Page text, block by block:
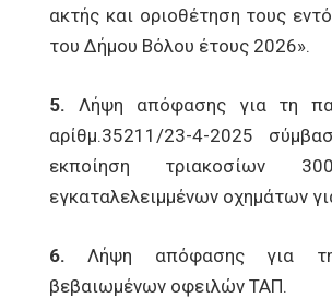
ακτής και οριοθέτηση τους
του Δήμου Βόλου έτους 2026».
5. Λήψη απόφασης για τη
αρίθμ.35211/23-4-2025
εκποίηση τριακοσίων
εγκαταλελειμμένων οχημάτων
6. Λήψη απόφασης για τη
βεβαιωμένων οφειλών ΤΑΠ.